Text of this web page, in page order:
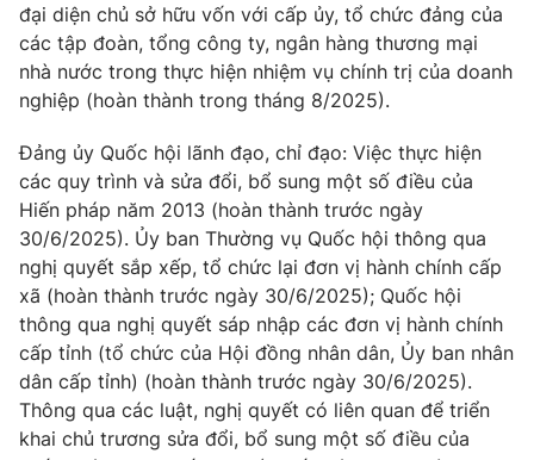
cấp ngày 29/12/2023
Tổng Biên tập:Vũ Thanh Thủy
Phó Tổng Biên tập:Nguyễn Thị Mỹ Hạnh, Phạm Quốc Thắng,
Nguyễn Trọng Ninh
Ðiện thoại Thời báo VTV:
024.66 897 897
Email:toasoan@vtv.vn
Liên hệ quảng cáo:024-7300.7108
đại diện chủ sở hữu vốn với cấp ủy, tổ chức đảng của
các tập đoàn, tổng công ty, ngân hàng thương mại
nhà nước trong thực hiện nhiệm vụ chính trị của doanh
nghiệp (hoàn thành trong tháng 8/2025).
Đảng ủy Quốc hội lãnh đạo, chỉ đạo: Việc thực hiện
các quy trình và sửa đổi, bổ sung một số điều của
Hiến pháp năm 2013 (hoàn thành trước ngày
30/6/2025). Ủy ban Thường vụ Quốc hội thông qua
nghị quyết sắp xếp, tổ chức lại đơn vị hành chính cấp
xã (hoàn thành trước ngày 30/6/2025); Quốc hội
thông qua nghị quyết sáp nhập các đơn vị hành chính
cấp tỉnh (tổ chức của Hội đồng nhân dân, Ủy ban nhân
dân cấp tỉnh) (hoàn thành trước ngày 30/6/2025).
Thông qua các luật, nghị quyết có liên quan để triển
khai chủ trương sửa đổi, bổ sung một số điều của